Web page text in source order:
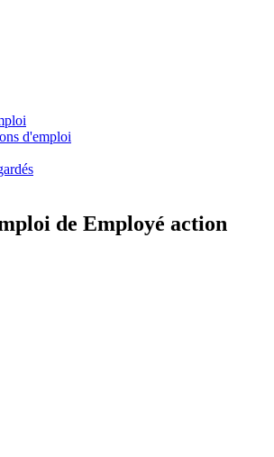
d'emploi
de Employé action